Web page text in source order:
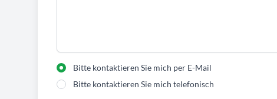
Bitte kontaktieren Sie mich per E-Mail
Bitte kontaktieren Sie mich telefonisch